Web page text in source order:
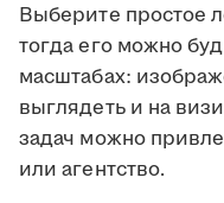
Выберите простое
тогда его можно
масштабах:
выглядеть и на
задач можно
или агентство.